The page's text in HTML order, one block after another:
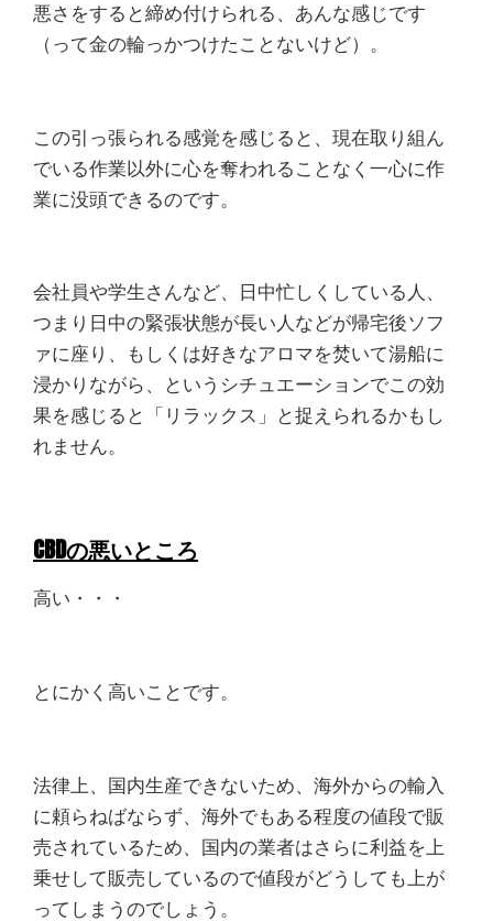
悪さをすると締め付けられる、あんな感じです
（って金の輪っかつけたことないけど）。
この引っ張られる感覚を感じると、現在取り組ん
でいる作業以外に心を奪われることなく一心に作
業に没頭できるのです。
会社員や学生さんなど、日中忙しくしている人、
つまり日中の緊張状態が長い人などが帰宅後ソフ
ァに座り、もしくは好きなアロマを焚いて湯船に
浸かりながら、というシチュエーションでこの効
果を感じると「リラックス」と捉えられるかもし
れません。
CBDの悪いところ
高い・・・
とにかく高いことです。
法律上、国内生産できないため、海外からの輸入
に頼らねばならず、海外でもある程度の値段で販
売されているため、国内の業者はさらに利益を上
乗せして販売しているので値段がどうしても上が
ってしまうのでしょう。